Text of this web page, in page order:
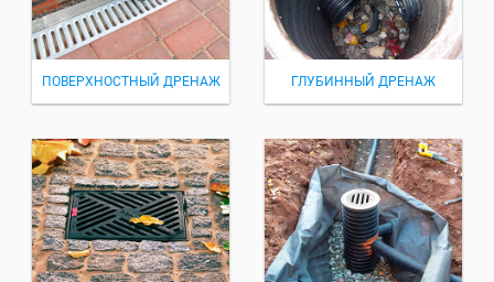
ПОВЕРХНОСТНЫЙ ДРЕНАЖ ГЛУБИННЫЙ ДРЕНАЖ